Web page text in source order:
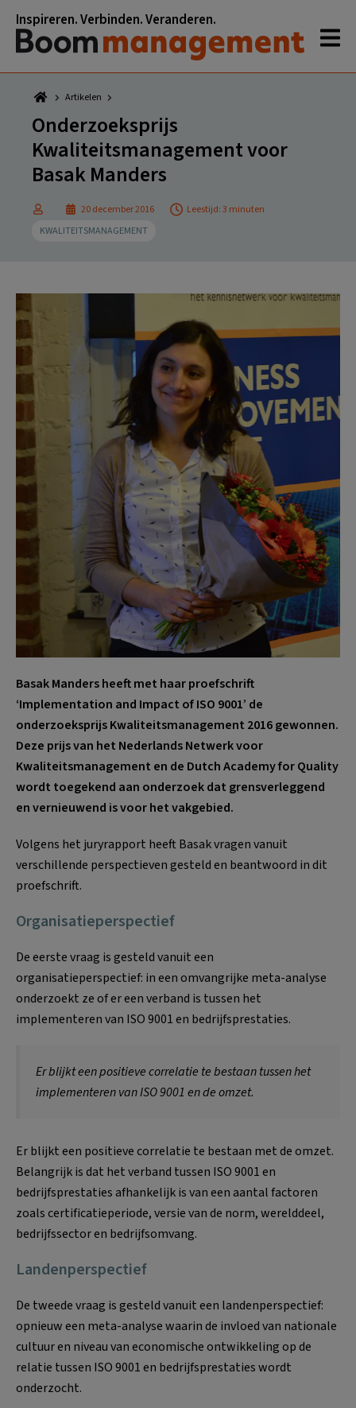
naar
hoofdnavigatie
naar
hoofd
inhoud
naar
eerste
sidebar
naar
voettekst
Inspireren. Verbinden. Veranderen.
Artikelen
Onderzoeksprijs
Kwaliteitsmanagement voor
Basak Manders
20 december 2016
Leestijd: 3 minuten
KWALITEITSMANAGEMENT
Basak Manders heeft met haar proefschrift
‘Implementation and Impact of ISO 9001’ de
onderzoeksprijs Kwaliteitsmanagement 2016 gewonnen.
Deze prijs van het Nederlands Netwerk voor
Kwaliteitsmanagement en de Dutch Academy for Quality
wordt toegekend aan onderzoek dat grensverleggend
en vernieuwend is voor het vakgebied.
Volgens het juryrapport heeft Basak vragen vanuit
verschillende perspectieven gesteld en beantwoord in dit
proefschrift.
Organisatieperspectief
De eerste vraag is gesteld vanuit een
organisatieperspectief: in een omvangrijke meta-analyse
onderzoekt ze of er een verband is tussen het
implementeren van ISO 9001 en bedrijfsprestaties.
Er blijkt een positieve correlatie te bestaan tussen het
implementeren van ISO 9001 en de omzet.
Er blijkt een positieve correlatie te bestaan met de omzet.
Belangrijk is dat het verband tussen ISO 9001 en
bedrijfsprestaties afhankelijk is van een aantal factoren
zoals certificatieperiode, versie van de norm, werelddeel,
bedrijfssector en bedrijfsomvang.
Landenperspectief
De tweede vraag is gesteld vanuit een landenperspectief:
opnieuw een meta-analyse waarin de invloed van nationale
cultuur en niveau van economische ontwikkeling op de
relatie tussen ISO 9001 en bedrijfsprestaties wordt
onderzocht.